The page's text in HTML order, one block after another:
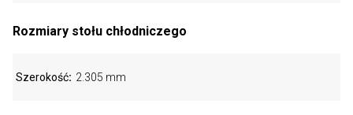
Rozmiary stołu chłodniczego
Szerokość 2.305 mm